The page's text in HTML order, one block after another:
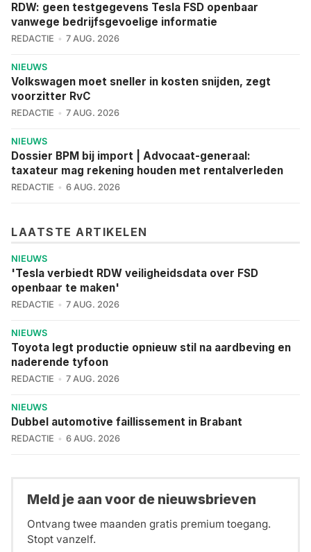
RDW: geen testgegevens Tesla FSD openbaar
vanwege bedrijfsgevoelige informatie
REDACTIE 7 AUG. 2026
NIEUWS
Volkswagen moet sneller in kosten snijden, zegt
voorzitter RvC
REDACTIE 7 AUG. 2026
NIEUWS
Dossier BPM bij import | Advocaat-generaal:
taxateur mag rekening houden met rentalverleden
REDACTIE 6 AUG. 2026
LAATSTE ARTIKELEN
NIEUWS
'Tesla verbiedt RDW veiligheidsdata over FSD
openbaar te maken'
REDACTIE 7 AUG. 2026
NIEUWS
Toyota legt productie opnieuw stil na aardbeving en
naderende tyfoon
REDACTIE 7 AUG. 2026
NIEUWS
Dubbel automotive faillissement in Brabant
REDACTIE 6 AUG. 2026
Meld je aan voor de nieuwsbrieven
Ontvang twee maanden gratis premium toegang.
Stopt vanzelf.